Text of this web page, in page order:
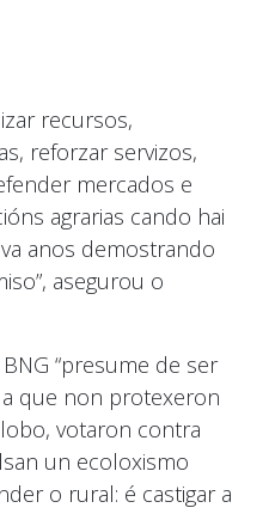
recursos,
reforzar servizos,
mercados e
agrarias cando hai
anos demostrando
asegurou o
“presume de ser
que non protexeron
votaron contra
un ecoloxismo
o rural: é castigar a